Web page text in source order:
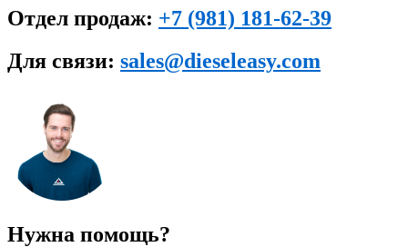
Отдел продаж: +7 (981) 181-62-39
Для связи: sales@dieseleasy.com
Нужна помощь?